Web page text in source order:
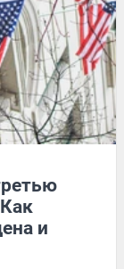
и